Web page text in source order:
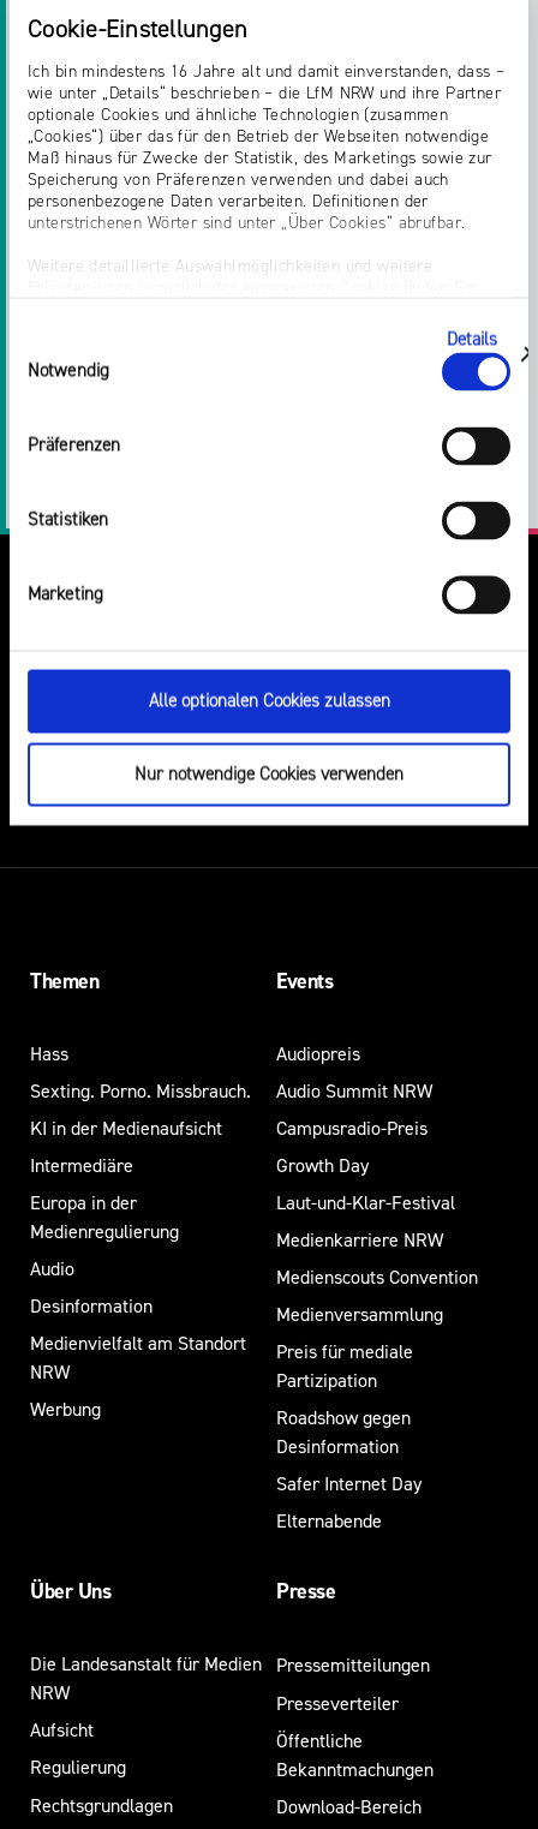
Cookie-Einstellungen
Ich bin mindestens 16 Jahre alt und damit einverstanden, dass –
wie unter „Details“ beschrieben – die LfM NRW und ihre Partner
optionale Cookies und ähnliche Technologien (zusammen
„Cookies“) über das für den Betrieb der Webseiten notwendige
Maß hinaus für Zwecke der Statistik, des Marketings sowie zur
Speicherung von Präferenzen verwenden und dabei auch
personenbezogene Daten verarbeiten. Definitionen der
unterstrichenen Wörter sind unter „Über Cookies“ abrufbar.
Weitere detaillierte Auswahlmöglichkeiten und weitere
„Einwilligung ändern“ in der Datenschutzerklärung aufgerufen
werden. Dort können Sie auch Ihre Einwilligung jederzeit mit
Wirkung für die Zukunft widerrufen. Die vollständige Ablehnung
optionaler Cookies erfolgt über den Button „Nur notwendige
Notwendig
Präferenzen
Statistiken
Marketing
Details
zeigen
Alle optionalen Cookies zulassen
Nur notwendige Cookies verwenden
Bedeutung.
Die deutsche Medienaufsicht leitet im Kreis der
nationalen Medienregulierer in diesem Jahr die
Arbeitsgruppe zur europäischen
Digitalgesetzgebung und wird in dieser Rolle die
Forderungen aus dem zuvor genannten
Positionspapier vertreten.
Teilen:
DU VERMUTEST EINEN RECHTSVERSTOSS?
HIER KANNST DU IHN MELDEN
Themen
Hass
Sexting. Porno. Missbrauch.
KI in der Medienaufsicht
Intermediäre
Europa in der
Medienregulierung
Audio
Desinformation
Medienvielfalt am Standort
NRW
Werbung
Events
Audiopreis
Audio Summit NRW
Campusradio-Preis
Growth Day
Laut-und-Klar-Festival
Medienkarriere NRW
Medienscouts Convention
Medienversammlung
Preis für mediale
Partizipation
Roadshow gegen
Desinformation
Safer Internet Day
Elternabende
Über Uns
Die Landesanstalt für Medien
NRW
Aufsicht
Regulierung
Rechtsgrundlagen
Presse
Pressemitteilungen
Presseverteiler
Öffentliche
Bekanntmachungen
Download-Bereich